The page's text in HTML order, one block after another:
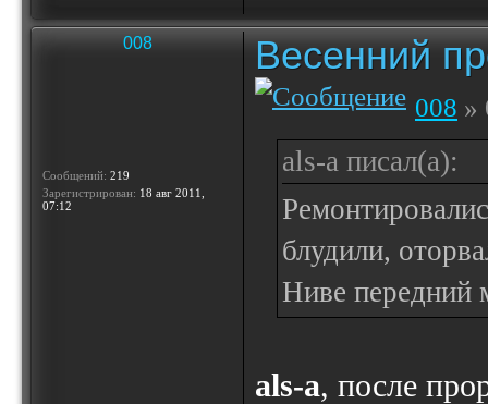
008
Сообщений: 219
Зарегистрирован: 18 авг 2011,
07:12
Весенний
008 »
als-a писал(а):
блудили,
Ниве передний
als-a, после